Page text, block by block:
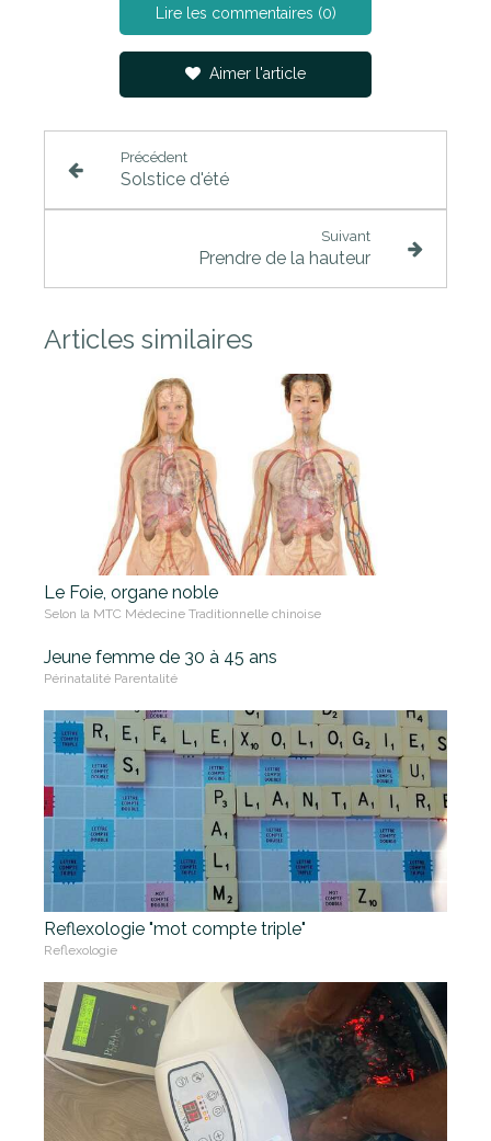
Lire les commentaires (0)
Aimer l'article
Précédent
Solstice d'été
Suivant
Prendre de la hauteur
Articles similaires
Le Foie, organe noble
Selon la MTC Médecine Traditionnelle chinoise
Jeune femme de 30 à 45 ans
Périnatalité Parentalité
Reflexologie "mot compte triple"
Reflexologie